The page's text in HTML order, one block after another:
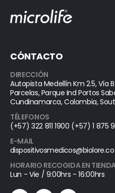
CÓNTACTO
DIRECCIÓN
Autopista Medellín Km 2.5, Vía
Parcelas, Parque Ind Portos
Cundinamarca, Colombia,
TÉLEFONOS
(+57) 322 811 1900 (+57) 1 875
E-MAIL
dispositivosmedicos@biolore.co
HORARIO RECOGIDA EN
Lun - Vie / 9:00hrs - 16:00hrs